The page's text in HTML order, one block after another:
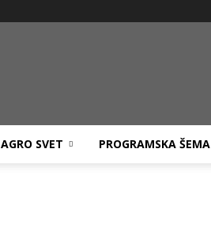
Agro
AGRO SVET PROGRAMSKA ŠEMA